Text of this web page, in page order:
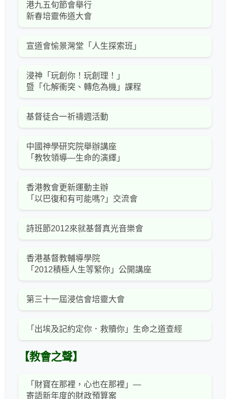
港九五旬節會舉行
新春培靈佈道大會
宣道會愉景灣堂「人生探索班」
浸神「玩創你！玩創理！」
暨「化解衝突、轉危為機」課程
基督徒合一祈禱週活動
中國神學研究院舉辦講座
「教牧領導—生命的演繹」
香港教會更新運動主辦
「以巴復和有可能嗎?」交流會
詩班節2012來就基督真光音樂會
香港基督教輔導學院
「2012積極人生等緊你」公開講座
第三十一屆浸信會培靈大會
「出埃及記約定你．救贖你」生命之道查經
【教會之聲】
「財寶在那裡，心也在那裡」—
寄語新年度的財政預算案